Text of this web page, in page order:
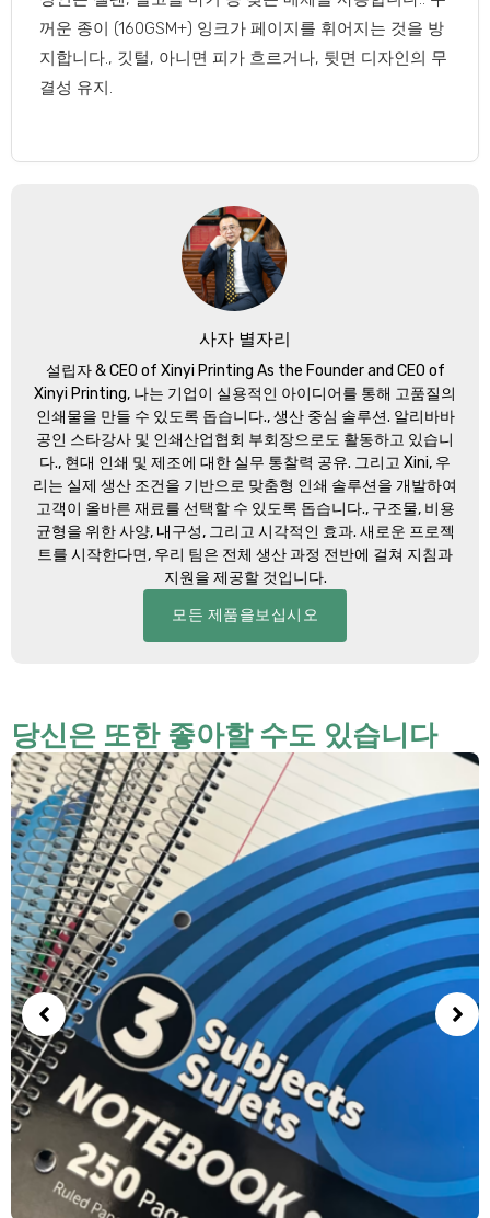
꺼운 종이 (160GSM+) 잉크가 페이지를 휘어지는 것을 방
지합니다., 깃털, 아니면 피가 흐르거나, 뒷면 디자인의 무
결성 유지.
사자 별자리
설립자 &CEO of Xinyi Printing As the Founder and CEO of
Xinyi Printing, 나는 기업이 실용적인 아이디어를 통해 고품질의
인쇄물을 만들 수 있도록 돕습니다., 생산 중심 솔루션. 알리바바
공인 스타강사 및 인쇄산업협회 부회장으로도 활동하고 있습니
다., 현대 인쇄 및 제조에 대한 실무 통찰력 공유. 그리고 Xini, 우
리는 실제 생산 조건을 기반으로 맞춤형 인쇄 솔루션을 개발하여
고객이 올바른 재료를 선택할 수 있도록 돕습니다., 구조물, 비용
균형을 위한 사양, 내구성, 그리고 시각적인 효과. 새로운 프로젝
트를 시작한다면, 우리 팀은 전체 생산 과정 전반에 걸쳐 지침과
지원을 제공할 것입니다.
모든 제품을보십시오
당신은 또한 좋아할 수도 있습니다